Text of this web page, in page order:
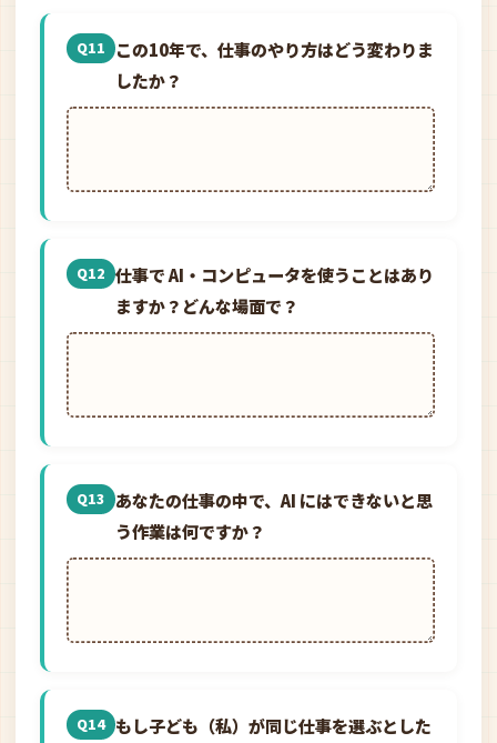
Q11
この10年で、仕事のやり方はどう変わりま
したか？
Q12 仕事で AI・コンピュータを使うことはあり
ますか？どんな場面で？
Q13
あなたの仕事の中で、AI にはできないと思
う作業は何ですか？
Q14 もし子ども（私）が同じ仕事を選ぶとした